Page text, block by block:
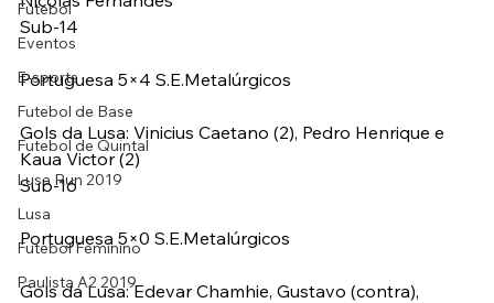
Futebol
Eventos
E-sports
Futebol de Base
Futebol de Quintal
Lusa Run 2019
Lusa
Futebol Feminino
Paulista A2 2019
Sub-14
Portuguesa 5×4 S.E.Metalúrgicos
Gols da Lusa: Vinicius Caetano (2), Pedro Henrique e
Kaua Victor (2)
Sub-16
Portuguesa 5×0 S.E.Metalúrgicos
Gols da Lusa: Edevar Chamhie, Gustavo (contra),